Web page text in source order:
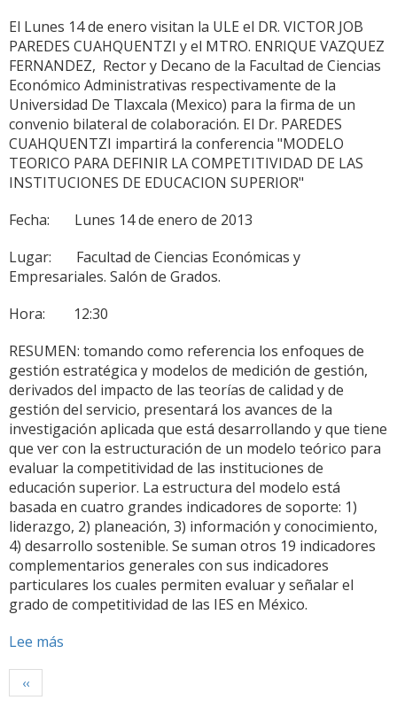
El Lunes 14 de enero visitan la ULE el DR. VICTOR JOB
PAREDES CUAHQUENTZI y el MTRO. ENRIQUE VAZQUEZ
FERNANDEZ, Rector y Decano de la Facultad de Ciencias
Económico Administrativas respectivamente de la
Universidad De Tlaxcala (Mexico) para la firma de un
convenio bilateral de colaboración. El Dr. PAREDES
CUAHQUENTZI impartirá la conferencia "MODELO
TEORICO PARA DEFINIR LA COMPETITIVIDAD DE LAS
INSTITUCIONES DE EDUCACION SUPERIOR"
Fecha: Lunes 14 de enero de 2013
Lugar: Facultad de Ciencias Económicas y
Empresariales. Salón de Grados.
Hora: 12:30
RESUMEN: tomando como referencia los enfoques de
gestión estratégica y modelos de medición de gestión,
derivados del impacto de las teorías de calidad y de
gestión del servicio, presentará los avances de la
investigación aplicada que está desarrollando y que tiene
que ver con la estructuración de un modelo teórico para
evaluar la competitividad de las instituciones de
educación superior. La estructura del modelo está
basada en cuatro grandes indicadores de soporte: 1)
liderazgo, 2) planeación, 3) información y conocimiento,
4) desarrollo sostenible. Se suman otros 19 indicadores
complementarios generales con sus indicadores
particulares los cuales permiten evaluar y señalar el
grado de competitividad de las IES en México.
Lee más
Paginación
Página
anterior
‹‹